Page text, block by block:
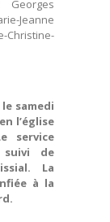
Jeanne
samedi
l’église
service
de
La
à la